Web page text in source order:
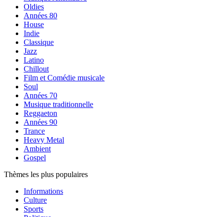
Oldies
Années 80
House
Indie
Classique
Jazz
Latino
Chillout
Film et Comédie musicale
Soul
Années 70
Musique traditionnelle
Reggaeton
Années 90
Trance
Heavy Metal
Ambient
Gospel
Thèmes les plus populaires
Informations
Culture
Sports